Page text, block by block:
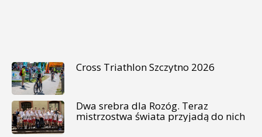
Cross Triathlon Szczytno 2026
Dwa srebra dla Rozóg. Teraz
mistrzostwa świata przyjadą do nich